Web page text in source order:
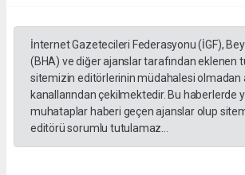
İnternet Gazetecileri Federasyonu (İGF),
(BHA) ve diğer ajanslar tarafından eklenen
sitemizin editörlerinin müdahalesi olmadan
kanallarından çekilmektedir. Bu haberlerde
muhataplar haberi geçen ajanslar olup
editörü sorumlu tutulamaz...